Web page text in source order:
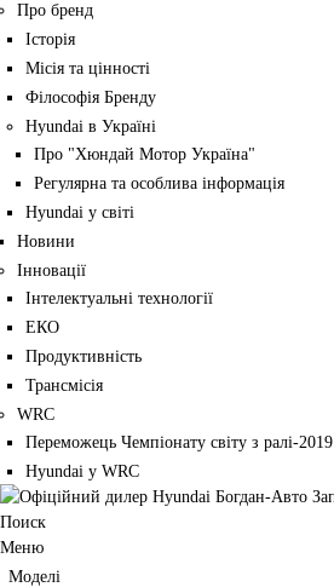
Про бренд
Історія
Місія та цінності
Філософія Бренду
Hyundai в Україні
Про "Хюндай Мотор Україна"
Регулярна та особлива інформація
Hyundai у світі
Новини
Інновації
Інтелектуальні технології
ЕКО
Продуктивність
Трансмісія
WRC
Переможець Чемпіонату світу з ралі-2019
Hyundai у WRC
Поиск
Меню
Моделі